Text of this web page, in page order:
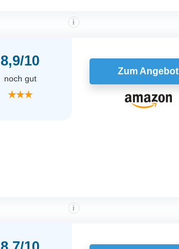
8,9/10
i
noch gut
★★★
Zum Angebot
i